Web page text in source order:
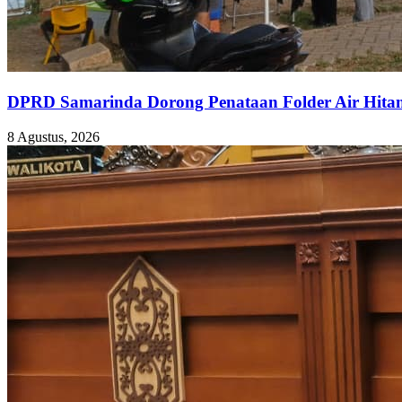
DPRD Samarinda Dorong Penataan Folder Air
8 Agustus, 2026